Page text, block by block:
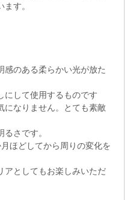
す。
感のある柔らかい光が放た
にして使用するものです
になりません。とても素敵
さです。
ほどしてから周りの変化を
アとしてもお楽しみいただ